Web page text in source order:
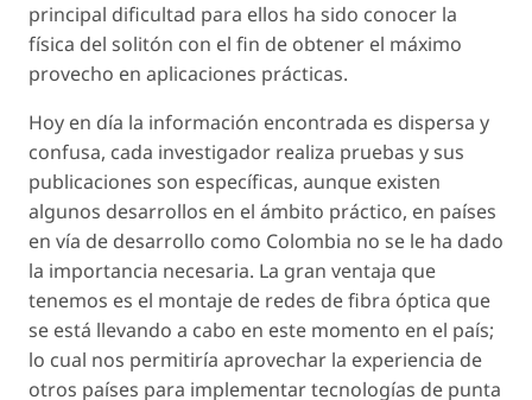
principal dificultad para ellos ha sido conocer la
física del solitón con el fin de obtener el máximo
provecho en aplicaciones prácticas.
Hoy en día la información encontrada es dispersa y
confusa, cada investigador realiza pruebas y sus
publicaciones son específicas, aunque existen
algunos desarrollos en el ámbito práctico, en países
en vía de desarrollo como Colombia no se le ha dado
la importancia necesaria. La gran ventaja que
tenemos es el montaje de redes de fibra óptica que
se está llevando a cabo en este momento en el país;
lo cual nos permitiría aprovechar la experiencia de
otros países para implementar tecnologías de punta